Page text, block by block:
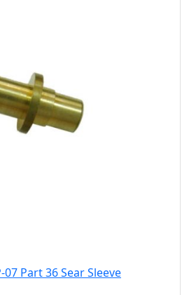
07 Part 36 Sear Sleeve